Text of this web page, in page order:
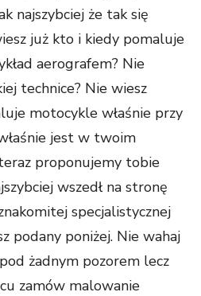
najszybciej że tak się
już kto i kiedy pomaluje
aerografem? Nie
technice? Nie wiesz
motocykle właśnie przy
jest w twoim
proponujemy tobie
wszedł na stronę
specjalistycznej
podany poniżej. Nie wahaj
żadnym pozorem lecz
zamów malowanie